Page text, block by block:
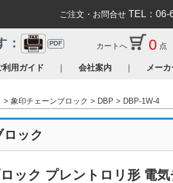
ご注文・お問合せ TEL：06-
利用ガイド ｜ 会社案内 ｜ メー
： PDF カートへ 0 点
象印チェーンブロック DBP DBP-1W-4
ロック
ック プレントロリ形 電